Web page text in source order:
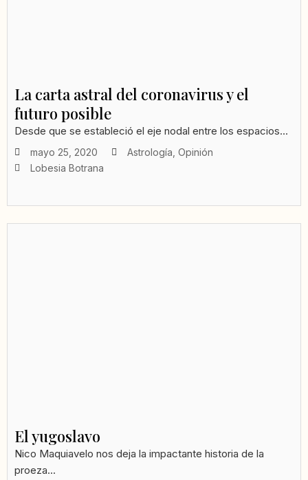
La carta astral del coronavirus y el
futuro posible
Desde que se estableció el eje nodal entre los espacios...
mayo 25, 2020 Astrología Opinión
Lobesia Botrana
El yugoslavo
Nico Maquiavelo nos deja la impactante historia de la
proeza...